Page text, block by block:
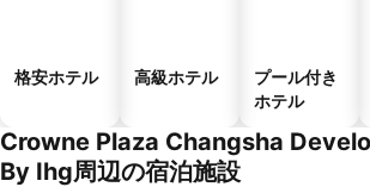
格安ホテル 高級ホテル
プール付き
ホテル
Crowne Plaza Changsha
By Ihg周辺の宿泊施設